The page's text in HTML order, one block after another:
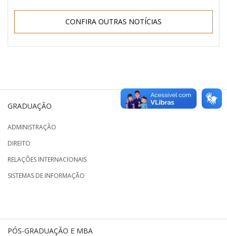
CONFIRA OUTRAS NOTÍCIAS
GRADUAÇÃO
ADMINISTRAÇÃO
DIREITO
RELAÇÕES INTERNACIONAIS
SISTEMAS DE INFORMAÇÃO
PÓS-GRADUAÇÃO E MBA